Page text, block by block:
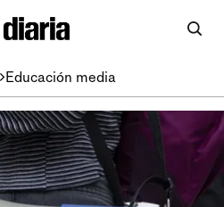
Educación media